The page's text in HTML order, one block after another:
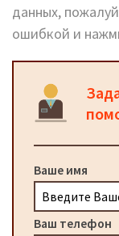
данных,
ошибкой и
Ваше имя
Ваш телефон